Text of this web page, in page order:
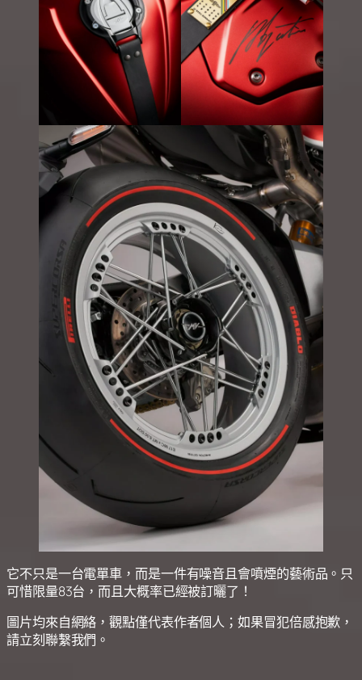
它不只是一台電單車，而是一件有噪音且會噴煙的藝術品。只
可惜限量83台，而且大概率已經被訂曬了！
圖片均來自網絡，觀點僅代表作者個人；如果冒犯倍感抱歉，
請立刻聯繫我們。